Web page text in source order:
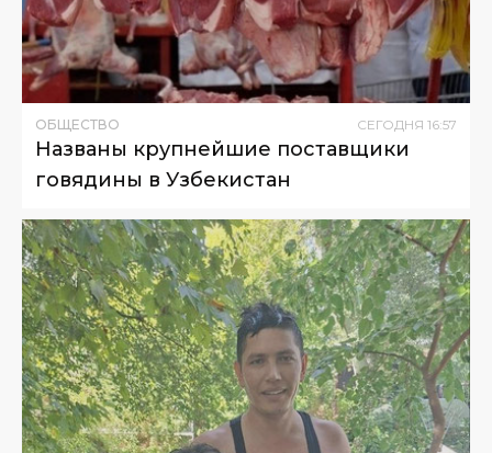
ОБЩЕСТВО СЕГОДНЯ 16:57
Названы крупнейшие поставщики
говядины в Узбекистан